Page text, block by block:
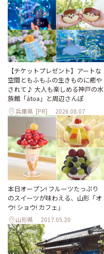
【チケットプレゼント】アートな
空間ともふもふの生きものに癒や
されて♪ 大人も楽しめる神戸の水
族館「átoa」と周辺さんぽ
兵庫県 [PR] 2026.08.07
本日オープン! フルーツたっぷり
のスイーツが味わえる、山形「オ
ウ! ショウ! カフェ」
山形県 2017.05.20